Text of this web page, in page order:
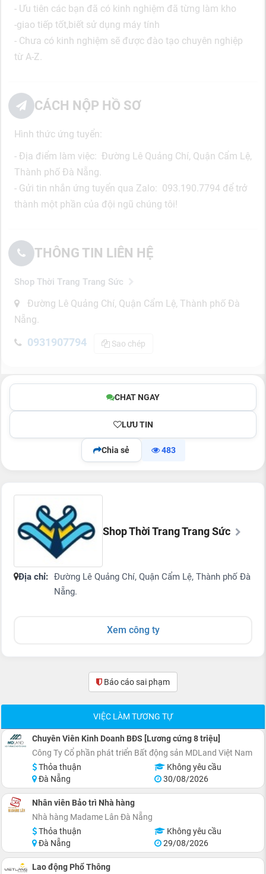
- Ưu tiên các bạn đã có kinh nghiệm đã từng làm kho
-giao tiếp tốt,biết sử dụng máy tính
- Chưa có kinh nghiệm sẽ được đào tạo chuyên nghiệp
từ A-Z.
CÁCH NỘP HỒ SƠ
Hình thức ứng tuyển:
- Địa điểm làm việc: Đường Lê Quảng Chí, Quận Cẩm Lệ,
Thành phố Đà Nẵng.
- Gửi tin nhắn ứng tuyển qua Zalo: 093.190.7794 để trở
thành một phần của đội ngũ chúng tôi!
THÔNG TIN LIÊN HỆ
Shop Thời Trang Trang Sức
Đường Lê Quảng Chí, Quận Cẩm Lệ, Thành phố Đà
Nẵng.
0931907794 Sao chép
CHAT NGAY
LƯU TIN
Chia sẻ 483
Shop Thời Trang Trang Sức
Địa chỉ: Đường Lê Quảng Chí, Quận Cẩm Lệ, Thành phố Đà
Nẵng.
Xem công ty
Báo cáo sai phạm(0)
VIỆC LÀM TƯƠNG TỰ
Chuyên Viên Kinh Doanh BĐS [Lương cứng 8 triệu]
Công Ty Cổ phần phát triển Bất động sản MDLand Việt Nam
Thỏa thuận
Không yêu cầu
Đà Nẵng
30/08/2026
Nhân viên Bảo trì Nhà hàng
Nhà hàng Madame Lân Đà Nẵng
Thỏa thuận
Không yêu cầu
Đà Nẵng
29/08/2026
Lao động Phổ Thông